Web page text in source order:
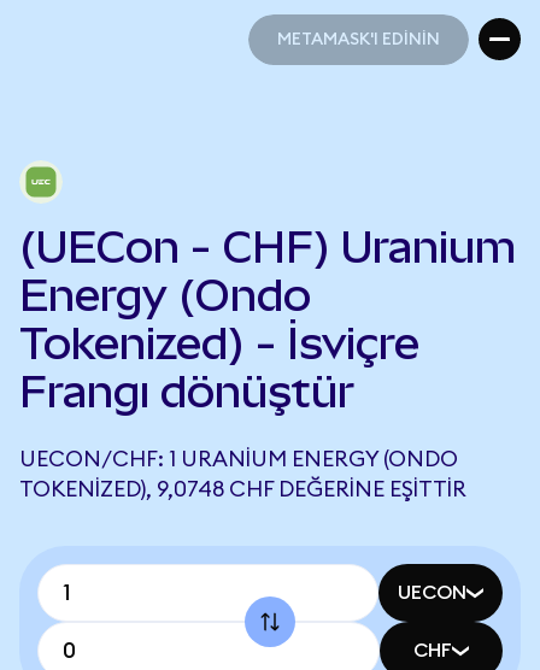
METAMASK'I EDİNİN
(UECon - CHF) Uranium
Energy (Ondo
Tokenized) - İsviçre
Frangı dönüştür
UECON/CHF: 1 URANIUM ENERGY (ONDO
TOKENIZED), 9,0748 CHF DEĞERINE EŞITTIR
UECON
CHF